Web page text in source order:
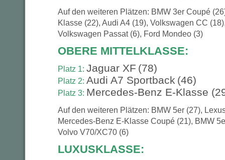
Auf den weiteren Plätzen: BMW 3er Coupé
Klasse (22), Audi A4 (19), Volkswagen CC
Volkswagen Passat (6), Ford Mondeo (3)
OBERE MITTELKLASSE:
Platz 1: Jaguar XF (78)
Platz 2: Audi A7 Sportback (46)
Platz 3: Mercedes-Benz E-Klasse
Auf den weiteren Plätzen: BMW 5er (27),
Mercedes-Benz E-Klasse Coupé (21), BMW
Volvo V70/XC70 (6)
LUXUSKLASSE: